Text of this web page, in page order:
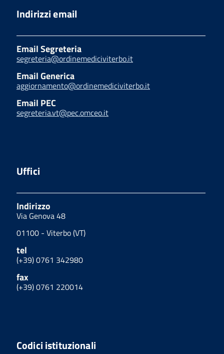
Indirizzi email
Email Segreteria
segreteria@ordinemediciviterbo.it
Email Generica
aggiornamento@ordinemediciviterbo.it
Email PEC
segreteria.vt@pec.omceo.it
Uffici
Indirizzo
Via Genova 48
01100 - Viterbo (VT)
tel
(+39) 0761 342980
fax
(+39) 0761 220014
Codici istituzionali